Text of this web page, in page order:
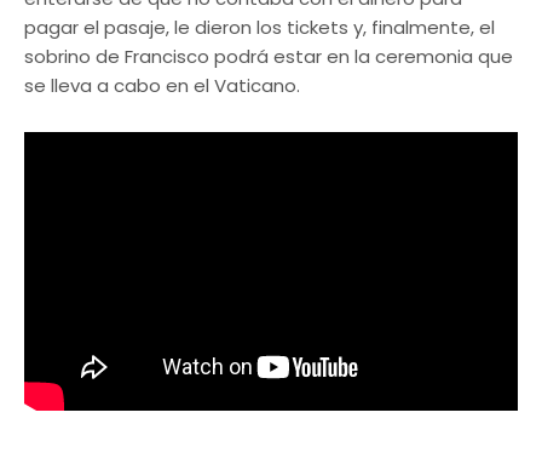
pagar el pasaje, le dieron los tickets y, finalmente, el
sobrino de Francisco podrá estar en la ceremonia que
se lleva a cabo en el Vaticano.